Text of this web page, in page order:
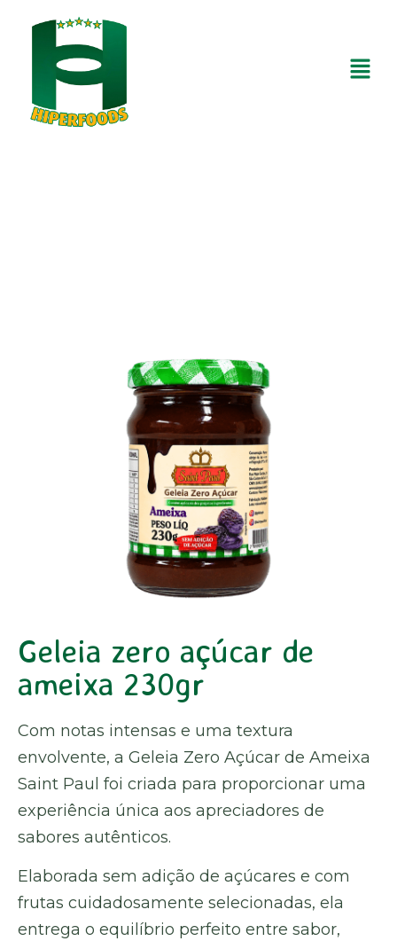
Geleia zero açúcar de
ameixa 230gr
Com notas intensas e uma textura
envolvente, a Geleia Zero Açúcar de Ameixa
Saint Paul foi criada para proporcionar uma
experiência única aos apreciadores de
sabores autênticos.
Elaborada sem adição de açúcares e com
frutas cuidadosamente selecionadas, ela
entrega o equilíbrio perfeito entre sabor,